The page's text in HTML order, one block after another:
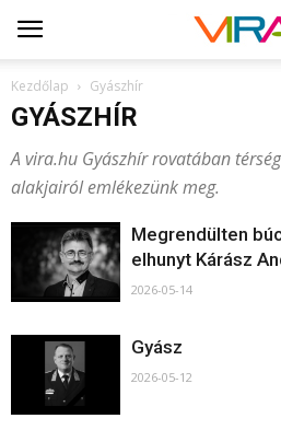
Kezdőlap Gyászhír
GYÁSZHÍR
A vira.hu Gyászhír rovatában
alakjairól emlékezünk meg.
Megrendülten
elhunyt Kárász
2026-05-14
Gyász
2026-05-12